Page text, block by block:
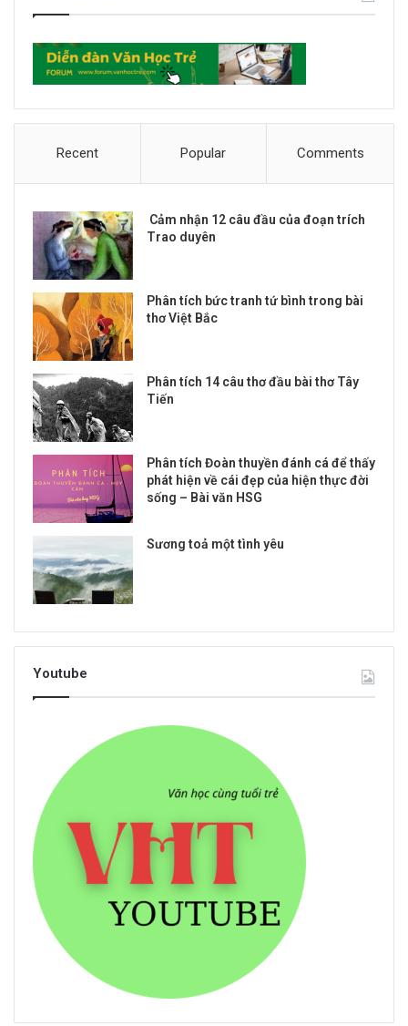
Recent Popular Comments
Cảm nhận 12 câu đầu của đoạn trích
Trao duyên
Phân tích bức tranh tứ bình trong bài
thơ Việt Bắc
Phân tích 14 câu thơ đầu bài thơ Tây
Tiến
Phân tích Đoàn thuyền đánh cá để thấy
phát hiện về cái đẹp của hiện thực đời
sống – Bài văn HSG
Sương toả một tình yêu
Youtube